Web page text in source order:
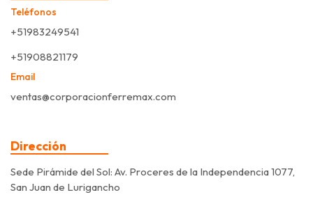
Teléfonos
+51983249541
+51908821179
Email
ventas@corporacionferremax.com
Dirección
Sede Pirámide del Sol: Av. Proceres de la Independencia 1077,
San Juan de Lurigancho